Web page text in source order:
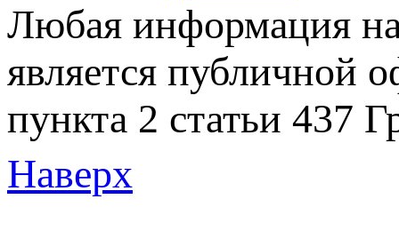
Любая информация на
является публичной
пункта 2 статьи 437
Наверх